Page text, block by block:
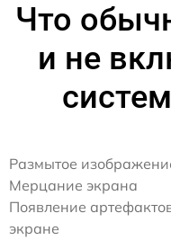
Что
и не
Размытое
Мерцание экрана
Появление
экране